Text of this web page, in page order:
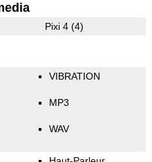
Pixi 4 (4)
VIBRATION
MP3
WAV